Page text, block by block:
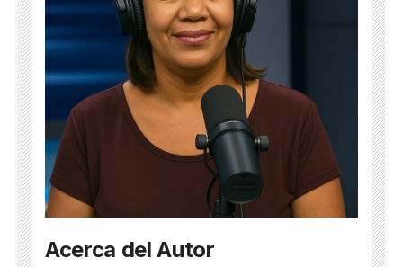
Acerca del Autor